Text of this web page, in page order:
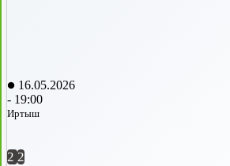
16.05.2026
- 19:00
Иртыш
2 2